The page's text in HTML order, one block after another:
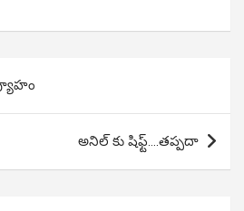
అనిల్ కు షిఫ్ట్….తప్పదా